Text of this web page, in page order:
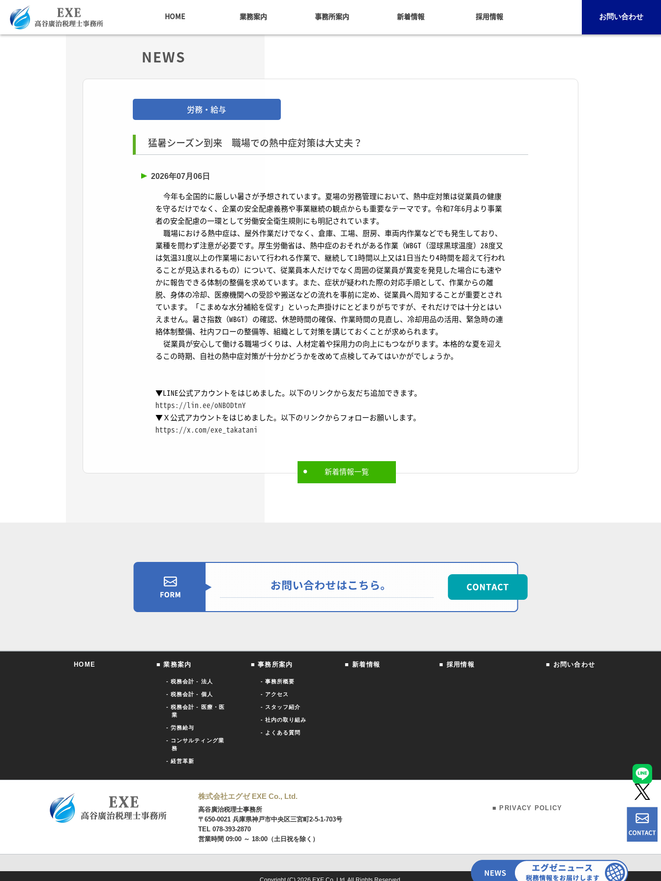
HOME 業務案内 事務所案内 新着情報 採用情報 お問い合わせ
NEWS
労務・給与
猛暑シーズン到来 職場での熱中症対策は大丈夫？
2026年07月06日
今年も全国的に厳しい暑さが予想されています。夏場の労務管理において、熱中症対策は従業員の健康
を守るだけでなく、企業の安全配慮義務や事業継続の観点からも重要なテーマです。令和7年6月より事業
者の安全配慮の一環として労働安全衛生規則にも明記されています。
職場における熱中症は、屋外作業だけでなく、倉庫、工場、厨房、車両内作業などでも発生しており、
業種を問わず注意が必要です。厚生労働省は、熱中症のおそれがある作業（WBGT（湿球黒球温度）28度又
は気温31度以上の作業場において行われる作業で、継続して1時間以上又は1日当たり4時間を超えて行われ
ることが見込まれるもの）について、従業員本人だけでなく周囲の従業員が異変を発見した場合にも速や
かに報告できる体制の整備を求めています。また、症状が疑われた際の対応手順として、作業からの離
脱、身体の冷却、医療機関への受診や搬送などの流れを事前に定め、従業員へ周知することが重要とされ
ています。「こまめな水分補給を促す」といった声掛けにとどまりがちですが、それだけでは十分とはい
えません。暑さ指数（WBGT）の確認、休憩時間の確保、作業時間の見直し、冷却用品の活用、緊急時の連
絡体制整備、社内フローの整備等、組織として対策を講じておくことが求められます。
従業員が安心して働ける職場づくりは、人材定着や採用力の向上にもつながります。本格的な夏を迎え
るこの時期、自社の熱中症対策が十分かどうかを改めて点検してみてはいかがでしょうか。
▼LINE公式アカウントをはじめました。以下のリンクから友だち追加できます。
https://lin.ee/oNBODtnY
▼Ｘ公式アカウントをはじめました。以下のリンクからフォローお願いします。
https://x.com/exe_takatani
新着情報一覧
HOME ■ 業務案内
- 税務会計 - 法人
- 税務会計 - 個人
- 税務会計 - 医療・医
業
- 労務給与
- コンサルティング業
務
- 経営革新
■ 事務所案内
- 事務所概要
- アクセス
- スタッフ紹介
- 社内の取り組み
- よくある質問
■ 新着情報 ■ 採用情報 ■ お問い合わせ
株式会社エグゼ EXE Co., Ltd.
高谷廣治税理士事務所
〒650-0021 兵庫県神戸市中央区三宮町2-5-1-703号
TEL 078-393-2870
営業時間 09:00 ～ 18:00（土日祝を除く）
■ PRIVACY POLICY